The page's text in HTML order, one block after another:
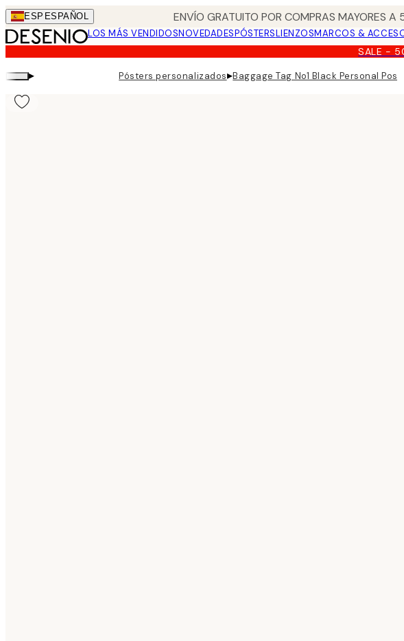
Skip
to
main
content.
ESP ESPAÑOL ENVÍO GRATUITO POR COMPRAS MAYORES
LOS MÁS VENDIDOSNOVEDADESPÓSTERSLIENZOSMARCOS &
SALE -
▸ Pósters personalizados▸Baggage Tag No1 Black Personal